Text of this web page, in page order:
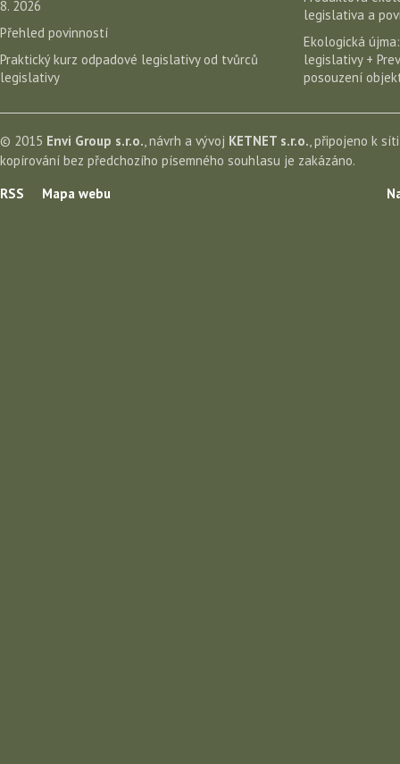
8. 2026
Přehled povinností
Praktický kurz odpadové legislativy od tvůrců
legislativy
legislativa a
Ekologická
legislativy +
posouzení
© 2015 Envi Group s.r.o., návrh a vývoj KETNET s.r.o., připojeno k
kopírování bez předchozího písemného souhlasu je zakázáno.
RSS
Mapa webu